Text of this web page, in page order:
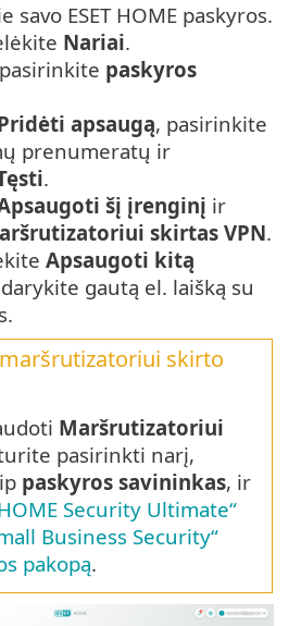
savo ESET HOME paskyros.
Nariai.
paskyros
apsaugą, pasirinkite
prenumeratų ir
.
šį įrenginį ir
skirtas VPN.
Apsaugoti kitą
gautą el. laišką su
skirto
Maršrutizatoriui
pasirinkti narį,
paskyros savininkas, ir
HOME Security Ultimate“
Business Security“
pakopą.